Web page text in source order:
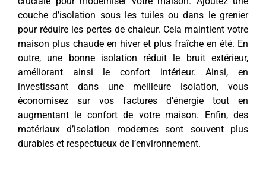
couche d’isolation sous les tuiles ou dans le grenier
pour réduire les pertes de chaleur. Cela maintient votre
maison plus chaude en hiver et plus fraîche en été. En
outre, une bonne isolation réduit le bruit extérieur,
améliorant ainsi le confort intérieur. Ainsi, en
investissant dans une meilleure isolation, vous
économisez sur vos factures d’énergie tout en
augmentant le confort de votre maison. Enfin, des
matériaux d’isolation modernes sont souvent plus
durables et respectueux de l’environnement.